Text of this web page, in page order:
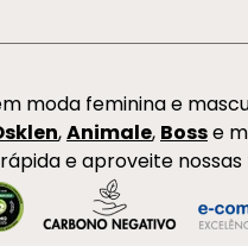
moda feminina e
,Animale, Bosse
e aproveite